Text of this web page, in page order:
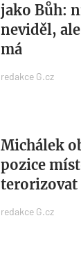
jako Bůh:
neviděl,
má
redakce G.cz
Michálek
pozice
terorizovat
redakce G.cz